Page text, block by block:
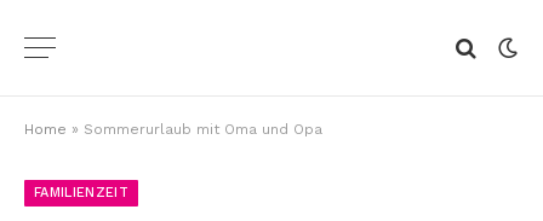
Home » Sommerurlaub mit Oma und Opa
FAMILIENZEIT